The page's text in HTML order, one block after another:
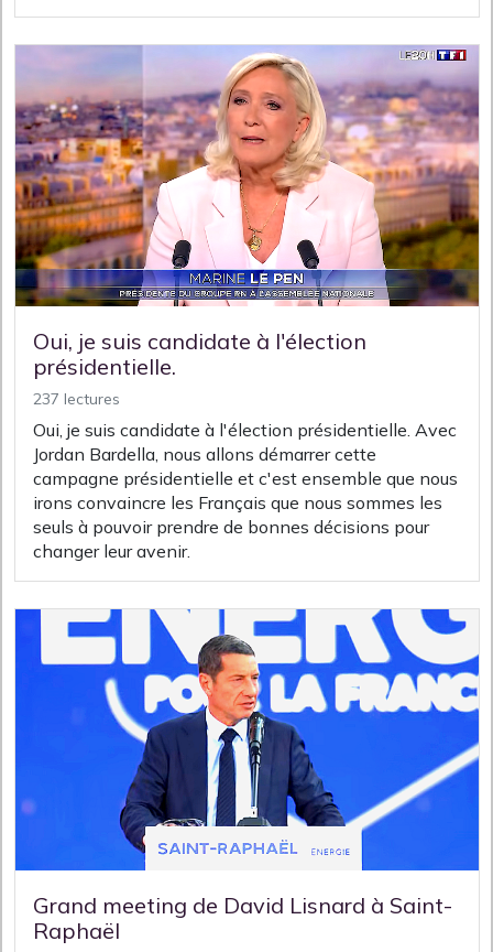
Oui, je suis candidate à l'élection
présidentielle.
237 lectures
Oui, je suis candidate à l'élection présidentielle. Avec
Jordan Bardella, nous allons démarrer cette
campagne présidentielle et c'est ensemble que nous
irons convaincre les Français que nous sommes les
seuls à pouvoir prendre de bonnes décisions pour
changer leur avenir.
Grand meeting de David Lisnard à Saint-
Raphaël